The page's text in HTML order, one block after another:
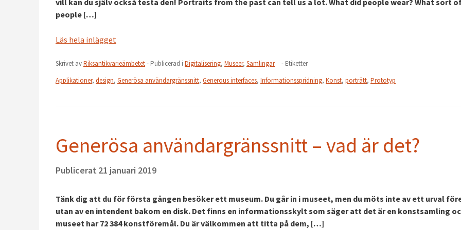
people […]
Läs hela inlägget
Skrivet avRiksantikvarieämbetet- Publicerad i Digitalisering, Museer, Samlingar
- Etiketter
Applikationer, design, Generösa användargränssnitt, Generous interfaces, Informationsspridning, Konst, porträtt, Prototyp
Generösa användargränssnitt – vad är det?
Publicerat 21 januari 2019
Tänk dig att du för första gången besöker ett museum. Du går in i museet, men du möts inte av ett urval
utan av en intendent bakom en disk. Det finns en informationsskylt som säger att det är en konstsamling
museet har 72 384 konstföremål. Du är välkommen att titta på dem, […]